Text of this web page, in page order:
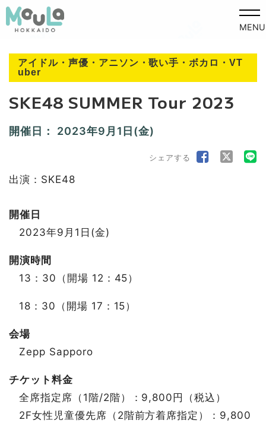
MENU
アイドル・声優・アニソン・歌い手・ボカロ・VT
uber
SKE48 SUMMER Tour 2023
開催日： 2023年9月1日(金)
シェアする
出演：SKE48
開催日
2023年9月1日(金)
開演時間
13：30（開場 12：45）
18：30（開場 17：15）
会場
Zepp Sapporo
チケット料金
全席指定席（1階/2階）：9,800円（税込）
2F女性児童優先席（2階前方着席指定）：9,800